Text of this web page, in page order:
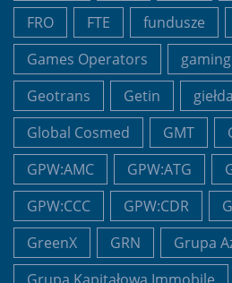
FRO
FTE fundusze
Games Operators
gaming
Geotrans
Getin giełda
Global Cosmed
GMT
GPW:AMC
GPW:ATG
GPW:CCC
GPW:CDR
GreenX
GRN
Grupa